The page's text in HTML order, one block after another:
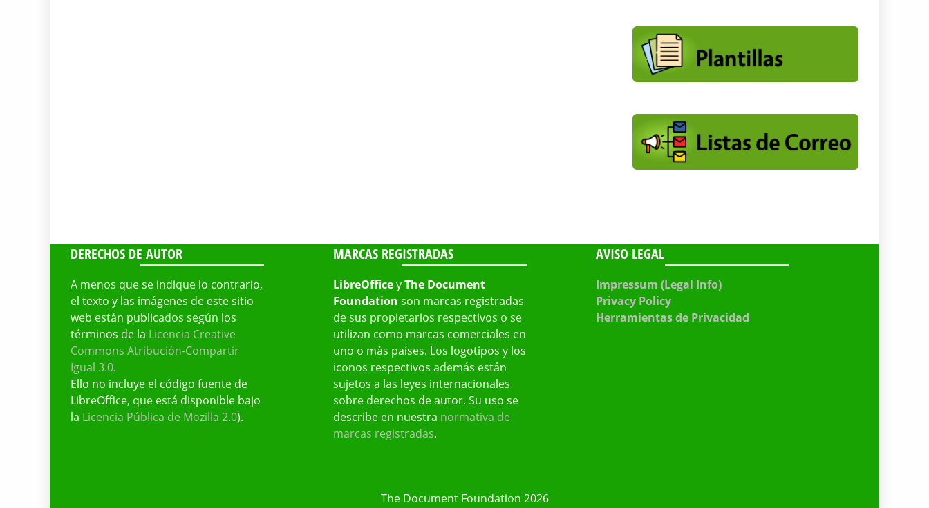
DERECHOS DE AUTOR
A menos que se indique lo contrario,
el texto y las imágenes de este sitio
web están publicados según los
términos de la Licencia Creative
Commons Atribución-Compartir
Igual 3.0.
Ello no incluye el código fuente de
LibreOffice, que está disponible bajo
la Licencia Pública de Mozilla 2.0).
MARCAS REGISTRADAS
LibreOfficeyThe Document
Foundation son marcas registradas
de sus propietarios respectivos o se
utilizan como marcas comerciales en
uno o más países. Los logotipos y los
iconos respectivos además están
sujetos a las leyes internacionales
sobre derechos de autor. Su uso se
describe en nuestra normativa de
marcas registradas.
AVISO LEGAL
Impressum (Legal Info)
Privacy Policy
Herramientas de Privacidad
The Document Foundation 2026